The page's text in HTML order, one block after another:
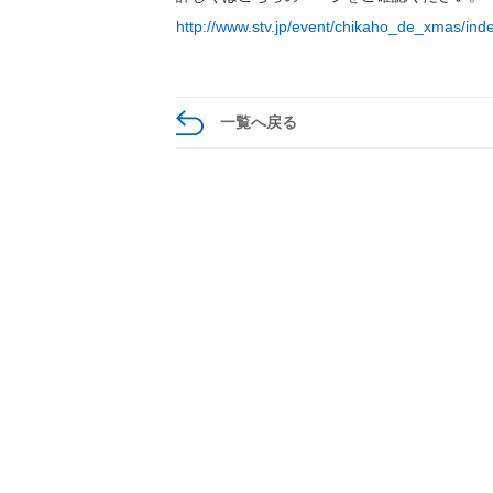
http://www.stv.jp/event/chikaho_de_xmas/
一覧へ戻る